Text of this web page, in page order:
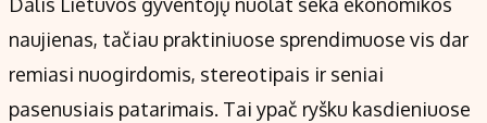
Kontaktai
Regionų naujienos
Indėlių palūkanos
naujienas, tačiau praktiniuose sprendimuose vis dar
remiasi nuogirdomis, stereotipais ir seniai
pasenusiais patarimais. Tai ypač ryšku kasdieniuose